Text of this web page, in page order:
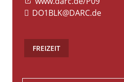
DO1BLK@DARC.de
FREIZEIT